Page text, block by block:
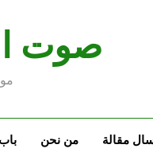
صوت
مقالة من نحن